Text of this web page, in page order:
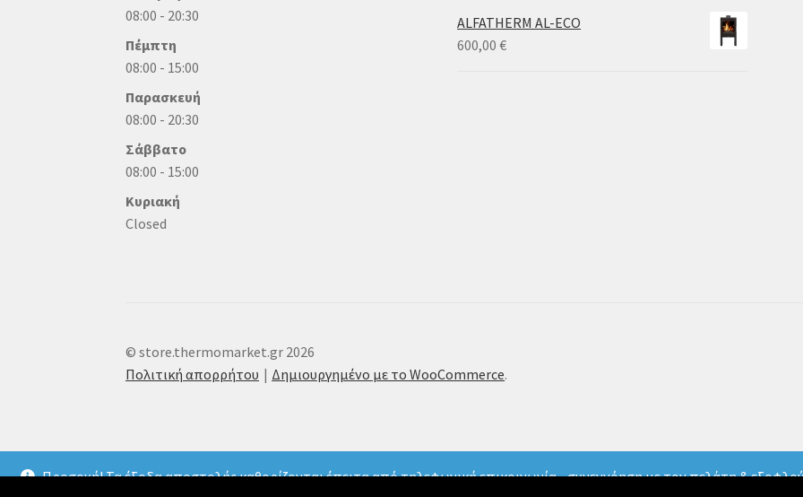
Προσοχή! Τα έξοδα αποστολής καθορίζονται έπειτα από τηλεφωνική επικοινωνία - συνεννόηση με τον πελάτη &
08:00 - 20:30
Πέμπτη
08:00 - 15:00
Παρασκευή
08:00 - 20:30
Σάββατο
08:00 - 15:00
Κυριακή
Closed
ALFATHERM AL-ECO
600,00€
© store.thermomarket.gr 2026
Πολιτική απορρήτου
Δημιουργημένο με το WooCommerce.